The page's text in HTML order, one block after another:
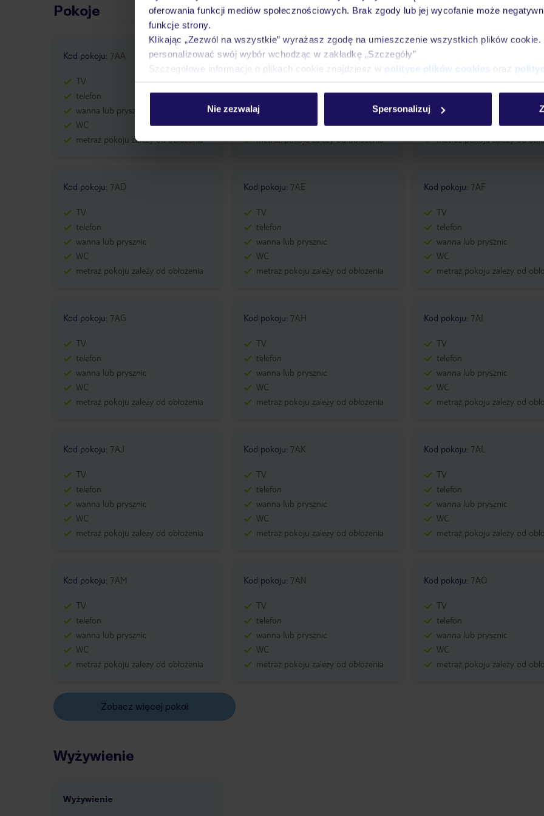
oferowania funkcji mediów społecznościowych. Brak zgody lub jej wycofanie może
funkcje strony.
Klikając „Zezwól na wszystkie” wyrażasz zgodę na umieszczenie wszystkich plików
personalizować swój wybór wchodząc w zakładkę „Szczegóły”
Szczegółowe informacje o plikach cookie znajdziesz w polityce plików cookies oraz
Nie zezwalaj Spersonalizuj
Pokoje
Kod pokoju: 7AA
TV
telefon
wanna lub prysznic
WC
metraż pokoju zależy od obłożenia
Kod pokoju:7AB
TV
telefon
wanna lub prysznic
WC
metraż pokoju zależy od obłożenia
TV
telefon
wanna lub prysznic
WC
metraż pokoju zależy od
Kod pokoju: 7AD
TV
telefon
wanna lub prysznic
WC
metraż pokoju zależy od obłożenia
Kod pokoju: 7AE
TV
telefon
wanna lub prysznic
WC
metraż pokoju zależy od obłożenia
Kod pokoju: 7AF
TV
telefon
wanna lub prysznic
WC
metraż pokoju zależy od
Kod pokoju: 7AG
TV
telefon
wanna lub prysznic
WC
metraż pokoju zależy od obłożenia
Kod pokoju: 7AH
TV
telefon
wanna lub prysznic
WC
metraż pokoju zależy od obłożenia
Kod pokoju: 7AI
TV
telefon
wanna lub prysznic
WC
metraż pokoju zależy od
Kod pokoju: 7AJ
TV
telefon
wanna lub prysznic
WC
metraż pokoju zależy od obłożenia
Kod pokoju: 7AK
TV
telefon
wanna lub prysznic
WC
metraż pokoju zależy od obłożenia
Kod pokoju: 7AL
TV
telefon
wanna lub prysznic
WC
metraż pokoju zależy od
Kod pokoju: 7AM
TV
telefon
wanna lub prysznic
WC
metraż pokoju zależy od obłożenia
Kod pokoju: 7AN
TV
telefon
wanna lub prysznic
WC
metraż pokoju zależy od obłożenia
Kod pokoju: 7AO
TV
telefon
wanna lub prysznic
WC
metraż pokoju zależy od
Zobacz więcej pokoi
Wyżywienie
Wyżywienie